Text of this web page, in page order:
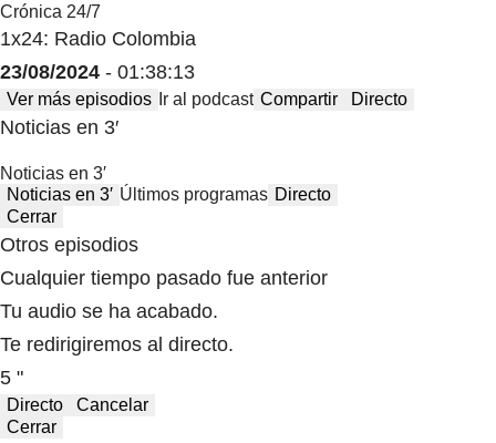
Crónica 24/7
1x24: Radio Colombia
23/08/2024 - 01:38:13
Ver más episodios Ir al podcast Compartir Directo
Noticias en 3′
Noticias en 3′
Noticias en 3′ Últimos programas Directo
Cerrar
Otros episodios
Cualquier tiempo pasado fue anterior
Tu audio se ha acabado.
Te redirigiremos al directo.
5 "
Directo
Cancelar
Cerrar